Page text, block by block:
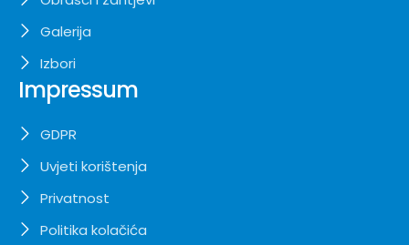
Galerija
Izbori
Impressum
GDPR
Uvjeti korištenja
Privatnost
Politika kolačića